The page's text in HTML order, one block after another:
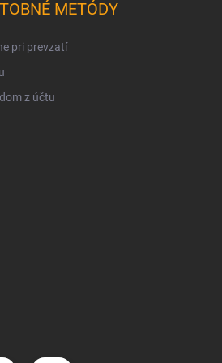
METÓDY
pri prevzatí
z účtu